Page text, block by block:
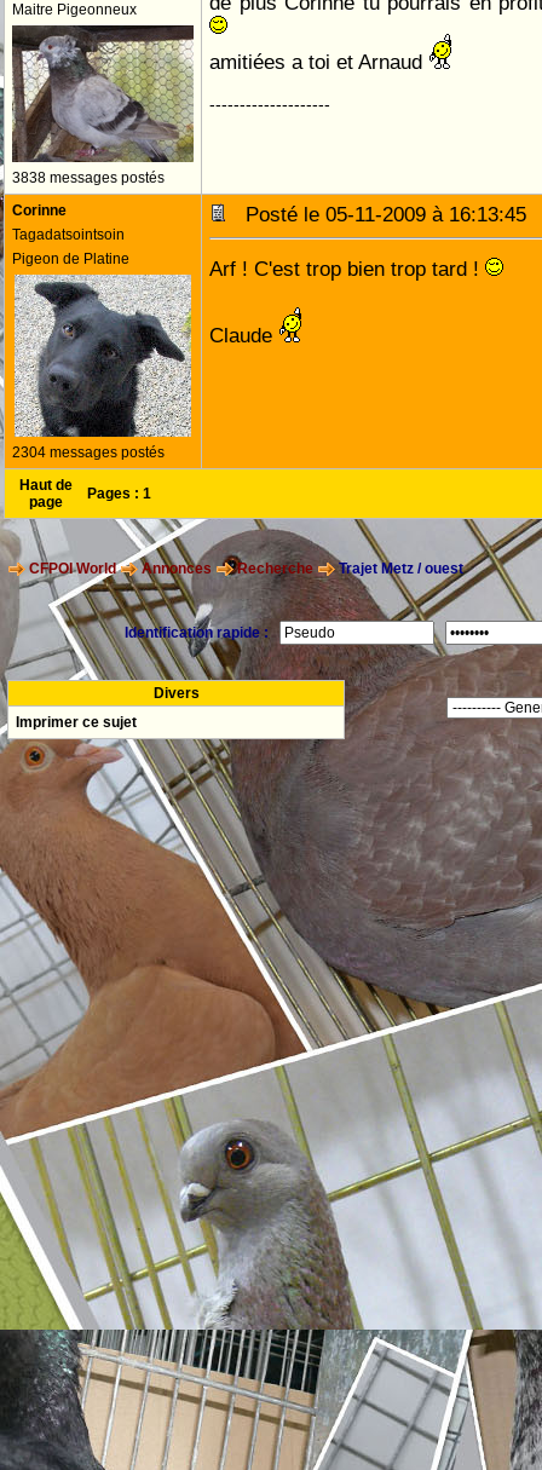
Maitre Pigeonneux
3838 messages postés
amitiées a toi et Arnaud
--------------------
Corinne
Tagadatsointsoin
Pigeon de Platine
2304 messages postés
Posté le 05-11-2009 à
Arf ! C'est trop bien trop tard !
Claude
Haut de
page
Pages : 1
CFPOI World Annonces Recherche Trajet Metz / ouest
Identification rapide :
Divers
Imprimer ce sujet